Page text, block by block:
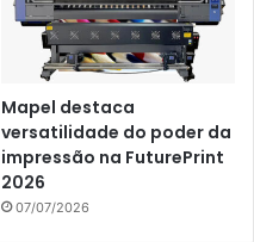
Mapel destaca
versatilidade do poder da
impressão na FuturePrint
2026
07/07/2026